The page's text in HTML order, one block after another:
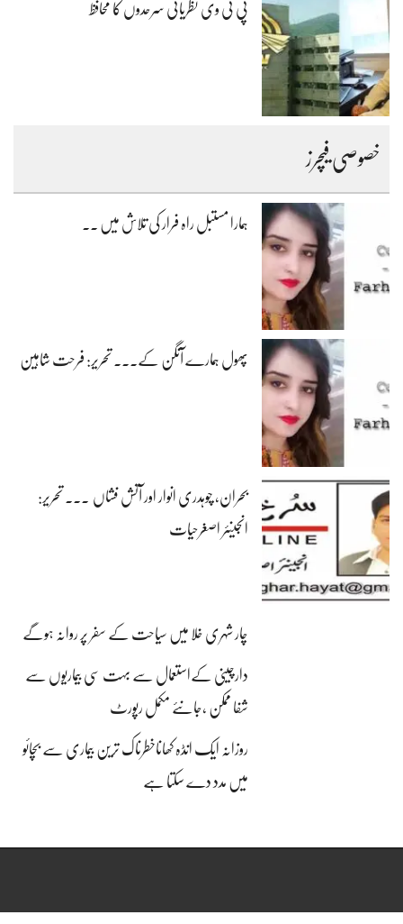
پی ٹی وی نظریاتی سرحدوں کا محافظ
خصوصی فیچرز
ہمارا مستبل راہ فرار کی تلاش میں ۔۔
پھول ہمارے آنگن کے۔۔۔ تحریر: فرحت شاہین
بحران، چوہدری انوار اور آتش فشاں ۔۔۔ تحریر:
انجینئر اصغرحیات
چار شہری خلا میں سیاحت کے سفر پر روانہ ہوگے
دارچینی کےاستعمال سے بہت سی بیماریوں سے
شفا ممکن ،جانئے مکمل رپورٹ
روزانہ ایک انڈہ کھاناخطرناک ترین بیماری سے بچائو
میں مدد دے سکتا ہے